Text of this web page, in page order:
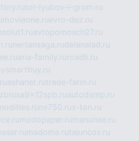
tor-lyubov-i-grom.ru
movieone.ruevro-dez.ru
avtopomosch27.ru
nertansaga.rudelanalad.ru
aria-family.ru roadli.ru
ashanet.rutrade-farm.ru
autodamp.ru
nv750.rux-ton.ru
modopaper.ru manunae.ru
madoma.rutajuncos.ru